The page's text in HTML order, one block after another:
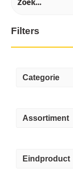
Filters
Categorie
Assortiment
Eindproduct